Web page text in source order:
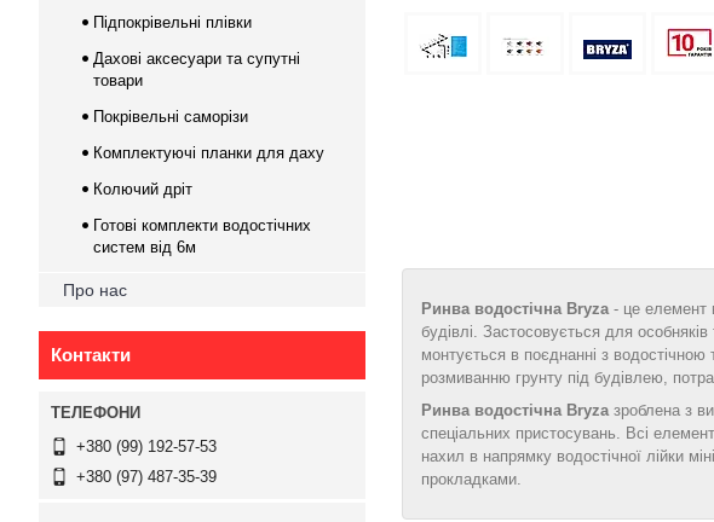
Ринва водостічна Bryza - це елемент
будівлі. Застосовується для
монтується в поєднанні з
розмиванню грунту під будівлею,
Ринва водостічна Bryza зроблена з
спеціальних пристосувань. Всі
нахил в напрямку водостічної лійки
прокладками.
Підпокрівельні плівки
Дахові аксесуари та супутні
товари
Покрівельні саморізи
Комплектуючі планки для даху
Колючий дріт
Готові комплекти водостічних
систем від 6м
Про нас
Контакти
+380 (99) 192-57-53
+380 (97) 487-35-39